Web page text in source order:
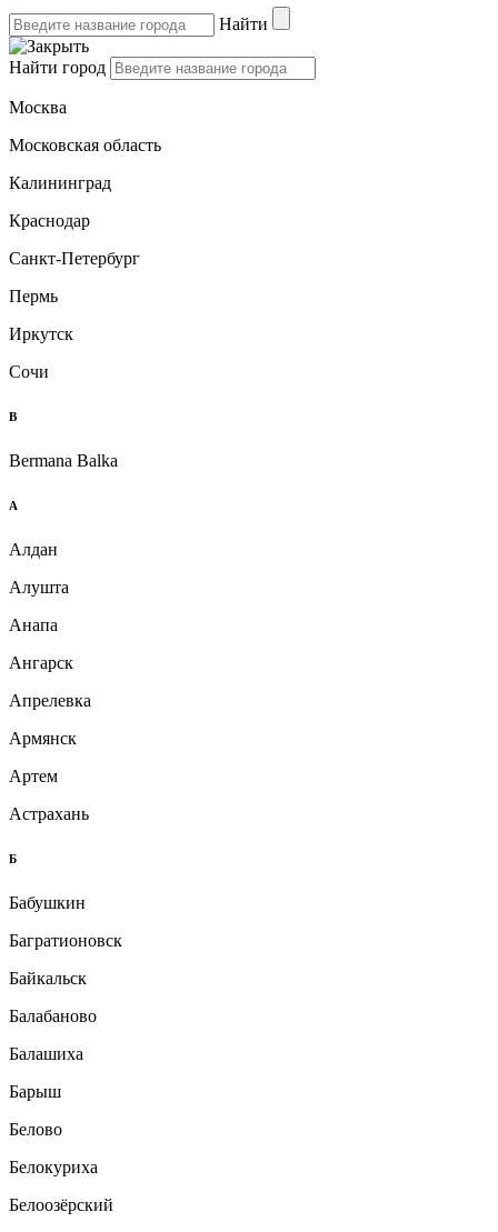
Найти
Найти город
Москва
Московская область
Калининград
Краснодар
Санкт-Петербург
Пермь
Иркутск
Сочи
B
Bermana Balka
А
Алдан
Алушта
Анапа
Ангарск
Апрелевка
Армянск
Артем
Астрахань
Б
Бабушкин
Багратионовск
Байкальск
Балабаново
Балашиха
Барыш
Белово
Белокуриха
Белоозёрский